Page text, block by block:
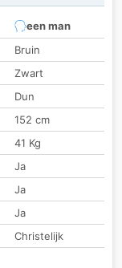
een man
Bruin
Zwart
Dun
152 cm
41 Kg
Ja
Ja
Ja
Christelijk